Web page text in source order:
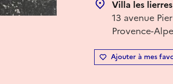
Villa les lierres
13 avenue
Provence-
Ajouter à mes